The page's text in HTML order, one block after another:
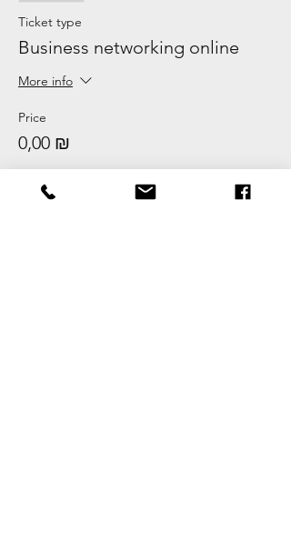
Ticket type
Business networking online
More info
Price
0,00 ₪
This event is sold out